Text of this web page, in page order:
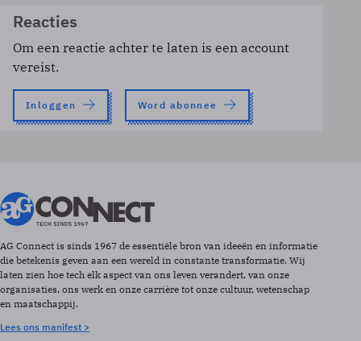
Reacties
Om een reactie achter te laten is een account
vereist.
Inloggen Word abonnee
AG Connect is sinds 1967 de essentiële bron van ideeën en informatie
die betekenis geven aan een wereld in constante transformatie. Wij
laten zien hoe tech elk aspect van ons leven verandert, van onze
organisaties, ons werk en onze carrière tot onze cultuur, wetenschap
en maatschappij.
Lees ons manifest >